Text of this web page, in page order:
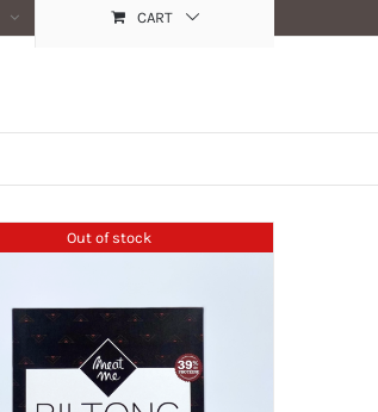
CART
Out of stock